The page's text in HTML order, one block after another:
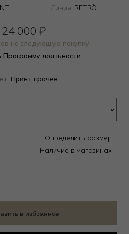
Линия: RETRÒ
24 000 ₽
на следующую покупку
лояльности
Принт прочее
Определить размер
Наличие в магазинах
в избранное